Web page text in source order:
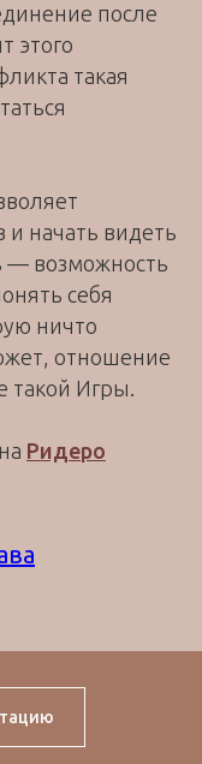
после
этого
такая
и начать видеть
— возможность
себя
ничто
отношение
такой Игры.
Ридеро